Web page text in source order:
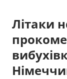
Літаки